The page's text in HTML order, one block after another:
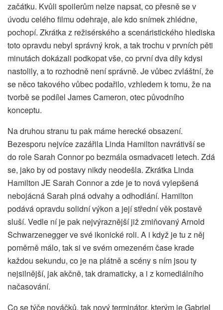
začátku. Kvůli spoilerům nelze napsat, co přesně se v
úvodu celého filmu odehraje, ale kdo snímek zhlédne,
pochopí. Zkrátka z režisérského a scenáristického hlediska
toto opravdu nebyl správný krok, a tak trochu v prvních pěti
minutách dokázali podkopat vše, co první dva díly kdysi
nastolily, a to rozhodně není správně. Je vůbec zvláštní, že
se něco takového vůbec podařilo, vzhledem k tomu, že na
tvorbě se podílel James Cameron, otec původního
konceptu.
Na druhou stranu tu pak máme herecké obsazení.
Bezesporu nejvíce zazářila Linda Hamilton navrátivší se
do role Sarah Connor po bezmála osmadvaceti letech. Zdá
se, jako by od postavy nikdy neodešla. Zkrátka Linda
Hamilton JE Sarah Connor a zde je to nová vylepšená
nebojácná Sarah plná odvahy a odhodlání. Hamilton
podává opravdu solidní výkon a její střední věk postavě
sluší. Vedle ní je pak nejvýraznější již zmiňovaný Arnold
Schwarzenegger ve své ikonické roli. A i když je tu z něj
poměrně málo, tak si ve svém omezeném čase krade
každou sekundu, co je na plátně a scény s ním jsou ty
nejsilnější, jak akčně, tak dramaticky, a i z komediálního
načasování.
Co se týče nováčků, tak nový terminátor, kterým je Gabriel